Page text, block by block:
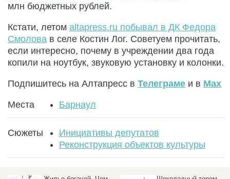
млн бюджетных рублей.
Кстати, летом altapress.ru побывал в ДК Федора
Смолова в селе Костин Лог. Советуем прочитать,
если интересно, почему в учреждении два года
копили на ноутбук, звуковую установку и колонки.
Подпишитесь на Алтапресс в Телеграме и в Max
Места Барнаул
Сюжеты
Инициативы депутатов
Реконструкция объектов культуры